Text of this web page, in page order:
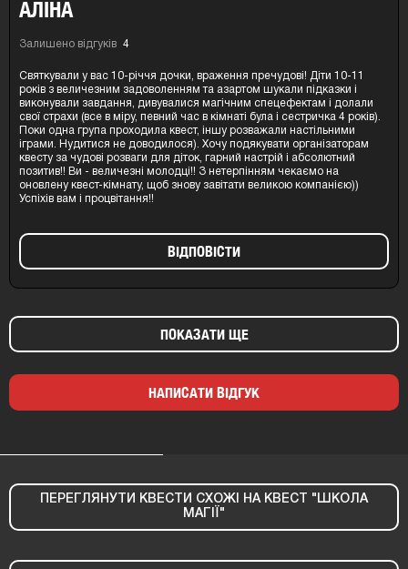
АЛІНА
Залишено відгуків 4
Святкували у вас 10-річчя дочки, враження пречудові! Діти 10-11
років з величезним задоволенням та азартом шукали підказки і
виконували завдання, дивувалися магічним спецефектам і долали
свої страхи (все в міру, певний час в кімнаті була і сестричка 4 років).
Поки одна група проходила квест, іншу розважали настільними
іграми. Нудитися не доводилося). Хочу подякувати організаторам
квесту за чудові розваги для діток, гарний настрій і абсолютний
позитив!! Ви - величезні молодці!! З нетерпінням чекаємо на
оновлену квест-кімнату, щоб знову завітати великою компанією))
Успіхів вам і процвітання!!
ВIДПОВIСТИ
ПОКАЗАТИ ЩЕ
НАПИСАТИ ВІДГУК
ПЕРЕГЛЯНУТИ КВЕСТИ СХОЖІ НА КВЕСТ "ШКОЛА
МАГІЇ"